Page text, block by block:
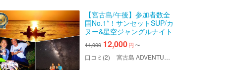
【宮古島/午後】参加者数全
国No.1*！サンセットSUP/カ
ヌー&星空ジャングルナイト
ツアー！マジックアワーを
全身で体感
14,000 12,000円 〜
口コミ(2) 宮古島 ADVENTURE PiPi（ミヤコジマ アドベンチャー ピピ）